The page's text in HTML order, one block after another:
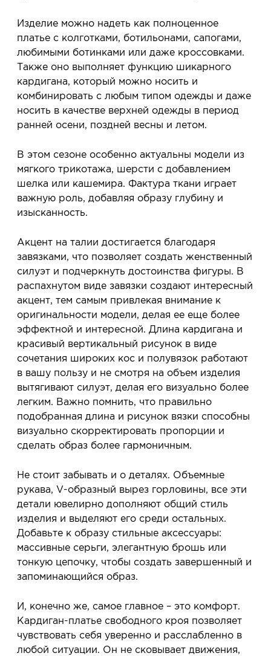
Изделие можно надеть как полноценное
платье с колготками, ботильонами, сапогами,
любимыми ботинками или даже кроссовками.
Также оно выполняет функцию шикарного
кардигана, который можно носить и
комбинировать с любым типом одежды и даже
носить в качестве верхней одежды в период
ранней осени, поздней весны и летом.
В этом сезоне особенно актуальны модели из
мягкого трикотажа, шерсти с добавлением
шелка или кашемира. Фактура ткани играет
важную роль, добавляя образу глубину и
изысканность.
Акцент на талии достигается благодаря
завязками, что позволяет создать женственный
силуэт и подчеркнуть достоинства фигуры. В
распахнутом виде завязки создают интересный
акцент, тем самым привлекая внимание к
оригинальности модели, делая ее еще более
эффектной и интересной. Длина кардигана и
красивый вертикальный рисунок в виде
сочетания широких кос и полувязок работают
в вашу пользу и не смотря на объем изделия
вытягивают силуэт, делая его визуально более
легким. Важно помнить, что правильно
подобранная длина и рисунок вязки способны
визуально скорректировать пропорции и
сделать образ более гармоничным.
Не стоит забывать и о деталях. Объемные
рукава, V-образный вырез горловины, все эти
детали ювелирно дополняют общий стиль
изделия и выделяют его среди остальных.
Добавьте к образу стильные аксессуары:
массивные серьги, элегантную брошь или
тонкую цепочку, чтобы создать завершенный и
запоминающийся образ.
И, конечно же, самое главное – это комфорт.
Кардиган-платье свободного кроя позволяет
чувствовать себя уверенно и расслабленно в
любой ситуации. Он не сковывает движения,